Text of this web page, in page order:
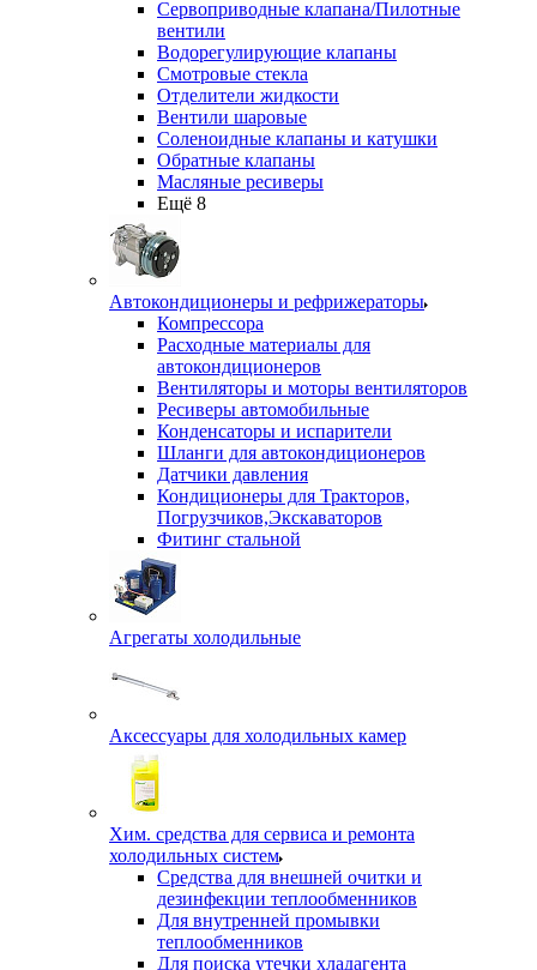
Сервоприводные клапана/Пилотные
вентили
Водорегулирующие клапаны
Смотровые стекла
Отделители жидкости
Вентили шаровые
Соленоидные клапаны и катушки
Обратные клапаны
Масляные ресиверы
Ещё 8
Автокондиционеры и рефрижераторы
Компрессора
Расходные материалы для
автокондиционеров
Вентиляторы и моторы вентиляторов
Ресиверы автомобильные
Конденсаторы и испарители
Шланги для автокондиционеров
Датчики давления
Кондиционеры для Тракторов,
Погрузчиков,Экскаваторов
Фитинг стальной
Агрегаты холодильные
Аксессуары для холодильных камер
Хим. средства для сервиса и ремонта
холодильных систем
Средства для внешней очитки и
дезинфекции теплообменников
Для внутренней промывки
теплообменников
Для поиска утечки хладагента